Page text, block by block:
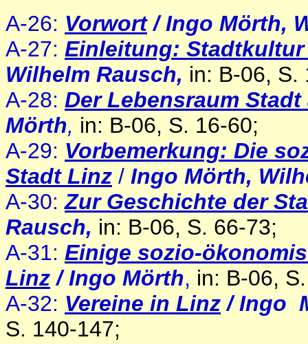
A-26: Vorwort/ Ingo Mörth,
A-27: Einleitung:
Wilhelm Rausch, in: B-06, S.
A-28: Der Lebensraum
Mörth, in: B-06, S. 16-60;
A-29: Vorbemerkung: Die
Stadt Linz / Ingo Mörth,
A-30:Zur Geschichte der
Rausch, in: B-06, S. 66-73;
A-31: Einige sozio-
Linz / Ingo Mörth, in: B-06,
A-32: Vereine in Linz / Ingo
S. 140-147;